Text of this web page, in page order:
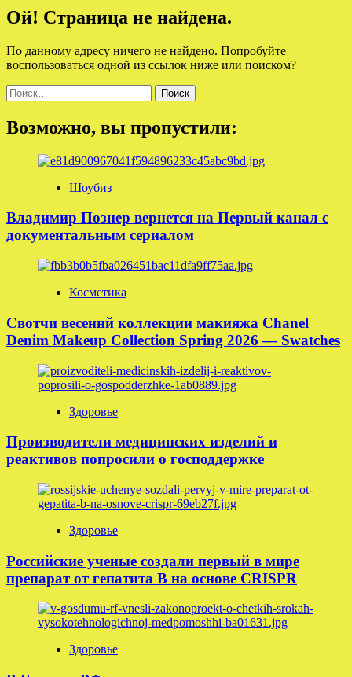
Ой! Страница не найдена.
По данному адресу ничего не найдено. Попробуйте
воспользоваться одной из ссылок ниже или поиском?
Найти:
Возможно, вы пропустили:
Шоубиз
Владимир Познер вернется на Первый канал с
документальным сериалом
Косметика
Свотчи весеннй коллекции макияжа Chanel
Denim Makeup Collection Spring 2026 — Swatches
Здоровье
Производители медицинских изделий и
реактивов попросили о господдержке
Здоровье
Российские ученые создали первый в мире
препарат от гепатита B на основе CRISPR
Здоровье